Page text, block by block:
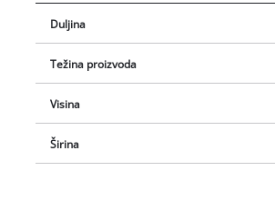
Duljina
Težina proizvoda
Visina
Širina